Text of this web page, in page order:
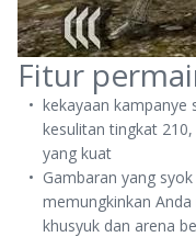
Fitur
kekayaan kampanye
kesulitan tingkat
yang kuat
Gambaran yang
memungkinkan
khusyuk dan arena